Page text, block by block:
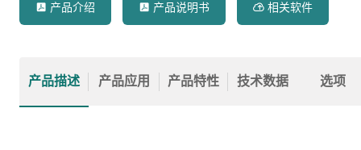
 产品介绍  产品说明书  相关软件
产品描述 产品应用 产品特性 技术数据 选项